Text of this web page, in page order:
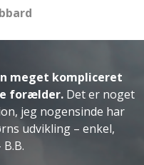
meget kompliceret
forælder. Det er noget
jeg nogensinde har
udvikling – enkel,
B.B.